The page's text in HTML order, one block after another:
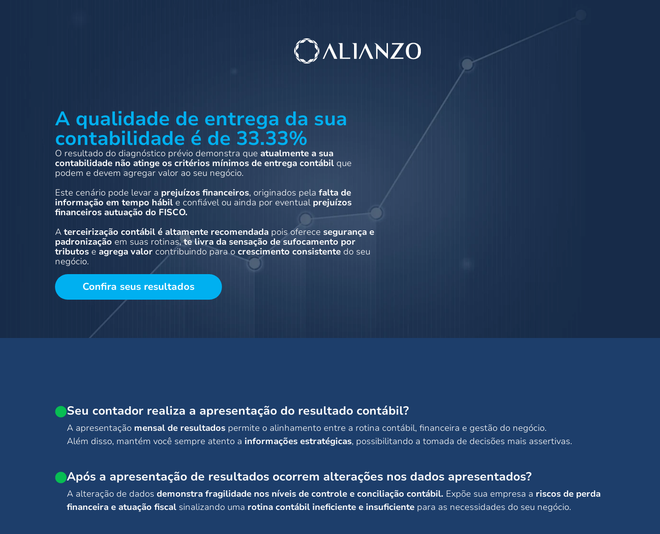
A qualidade de entrega da sua
contabilidade é de 33.33%
O resultado do diagnóstico prévio demonstra que atualmente a sua
contabilidade não atinge os critérios mínimos de entrega contábil que
podem e devem agregar valor ao seu negócio.
Este cenário pode levar a prejuízos financeiros, originados pela falta de
informação em tempo hábil e confiável ou ainda por eventual prejuízos
financeiros autuação do FISCO.
A terceirização contábil é altamente recomendada pois oferece segurança e
padronização em suas rotinas,te livra da sensação de sufocamento por
tributos e agrega valor contribuindo para o crescimento consistente do seu
negócio.
Confira seus resultados
Seu contador realiza a apresentação do resultado contábil?
A apresentação mensal de resultados permite o alinhamento entre a rotina contábil, financeira e gestão do negócio.
Além disso, mantém você sempre atento a informações estratégicas, possibilitando a tomada de decisões mais assertivas.
Após a apresentação de resultados ocorrem alterações nos dados apresentados?
A alteração de dados demonstra fragilidade nos níveis de controle e conciliação contábil. Expõe sua empresa a riscos de perda
financeira e atuação fiscal sinalizando uma rotina contábil ineficiente e insuficiente para as necessidades do seu negócio.